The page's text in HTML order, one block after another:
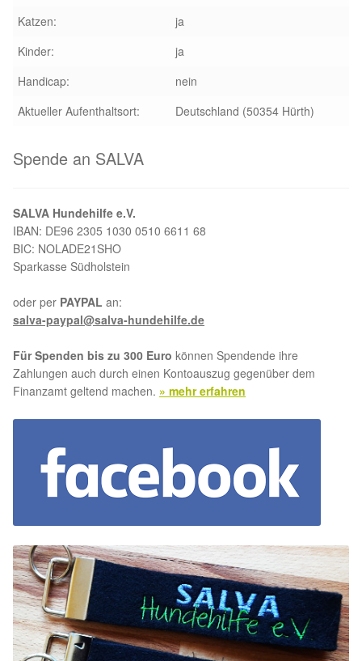
Regenbogenbrücke
SALVA News
Reiseberichte
Unsere Partnertierheime
Aktion „Hilfe La Linea“
Updates „Hilfe La Linea“
Partnertierheim in Polen
Katzen:
ja
Kinder:
ja
Handicap:
nein
Aktueller Aufenthaltsort:
Deutschland (50354 Hürth)
Spende an SALVA
SALVA Hundehilfe e.V.
IBAN: DE96 2305 1030 0510 6611 68
BIC: NOLADE21SHO
Sparkasse Südholstein
oder per PAYPAL an:
salva-paypal@salva-hundehilfe.de
Für Spenden bis zu 300 Euro können Spendende ihre
Zahlungen auch durch einen Kontoauszug gegenüber dem
Finanzamt geltend machen. » mehr erfahren